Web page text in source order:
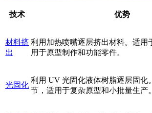
技术 优势
材料挤
出
利用加热喷嘴逐层挤出材料。适用
用于原型制作和功能零件。
光固化
利用 UV 光固化液体树脂逐层固化
节，适用于复杂原型和小批量生产。